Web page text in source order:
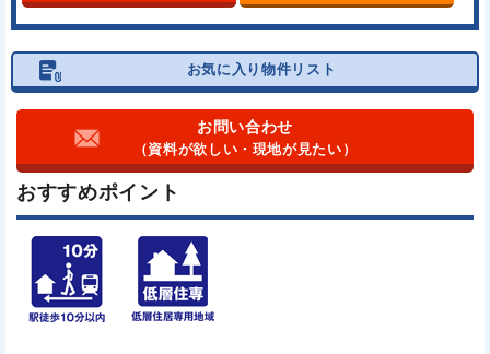
お気に入り物件リスト
お問い合わせ
（資料が欲しい・現地が見たい）
おすすめポイント